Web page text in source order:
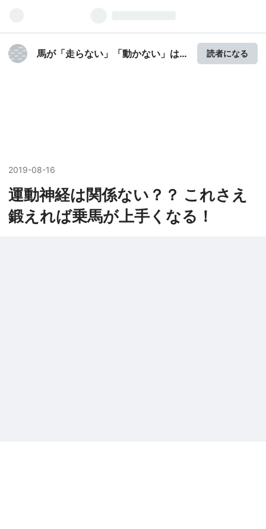
馬が「走らない」「動かない」は
読者になる
2019-08-16
運動神経は関係ない？？ これさえ
鍛えれば乗馬が上手くなる！